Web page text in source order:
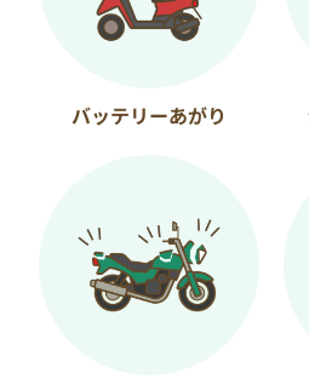
バッテリーあがり